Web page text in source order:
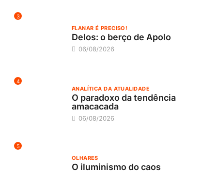
3
FLANAR É PRECISO!
Delos: o berço de Apolo
06/08/2026
4
ANALÍTICA DA ATUALIDADE
O paradoxo da tendência
amacacada
06/08/2026
5
OLHARES
O iluminismo do caos